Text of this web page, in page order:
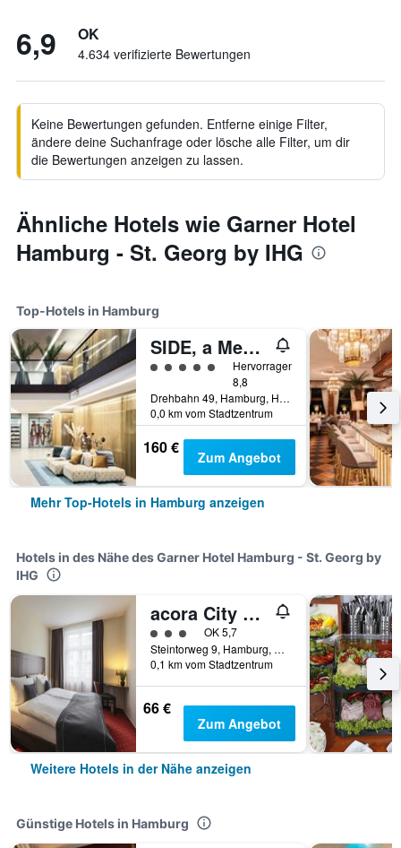
6,9 OK
4.634 verifizierte Bewertungen
Keine Bewertungen gefunden. Entferne einige Filter,
ändere deine Suchanfrage oder lösche alle Filter, um dir
die Bewertungen anzeigen zu lassen.
Ähnliche Hotels wie Garner Hotel
Hamburg - St. Georg by IHG
Top-Hotels in Hamburg
SIDE, a Member of Design Hotels
Bewertungskategorie 5
Hervorragend
8,8
Drehbahn 49, Hamburg, Hamburg, Deutschland
0,0 km vom Stadtzentrum
160 € Zum Angebot
Mehr Top-Hotels in Hamburg anzeigen
Hotels in des Nähe des Garner Hotel Hamburg - St. Georg by
IHG
acora City Apart Living the City - Digital Access
Bewertungskategorie 3
OK 5,7
Steintorweg 9, Hamburg, Hamburg, Deutschland
0,1 km vom Stadtzentrum
66 €
Zum Angebot
Weitere Hotels in der Nähe anzeigen
Günstige Hotels in Hamburg